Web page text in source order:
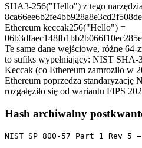
SHA3-256("Hello") z tego
Ethereum keccak256("Hello") =
Te same dane wejściowe, różne
to sufiks wypełniający: NIST
Keccak (co Ethereum zamroziło w
Ethereum poprzedza standaryzację
rozgałęziło się od wariantu FIPS
Hash archiwalny
NIST SP 800-57 Part 1 Rev 5 —